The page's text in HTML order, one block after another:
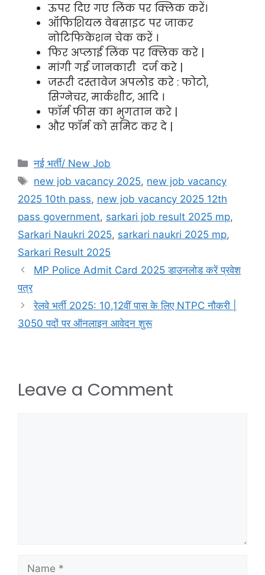
ऊपर दिए गए लिंक पर क्लिक करें।
ऑफिशियल वेबसाइट पर जाकर
नोटिफिकेशन चेक करें ।
फिर अप्लाई लिंक पर क्लिक करे |
मांगी गई जानकारी दर्ज करे |
जरूरी दस्तावेज अपलोड करे : फोटो,
सिग्नेचर, मार्कशीट, आदि ।
फॉर्म फीस का भुगतान करे |
और फॉर्म को समिट कर दे |
नई भर्ती/ New Job
new job vacancy 2025, new job vacancy
2025 10th pass, new job vacancy 2025 12th
pass government, sarkari job result 2025 mp,
Sarkari Naukri 2025, sarkari naukri 2025 mp,
Sarkari Result 2025
MP Police Admit Card 2025 डाउनलोड करें प्रवेश
पत्र
रेलवे भर्ती 2025: 10,12वीं पास के लिए NTPC नौकरी |
3050 पदों पर ऑनलाइन आवेदन शुरू
Leave a Comment